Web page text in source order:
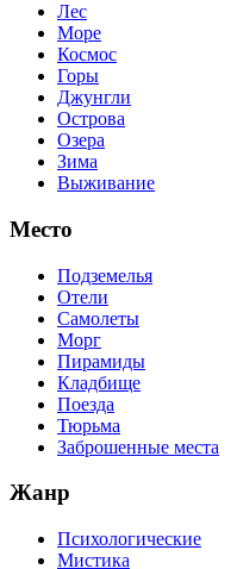
Лес
Море
Космос
Горы
Джунгли
Острова
Озера
Зима
Выживание
Место
Подземелья
Отели
Самолеты
Морг
Пирамиды
Кладбище
Поезда
Тюрьма
Заброшенные места
Жанр
Психологические
Мистика